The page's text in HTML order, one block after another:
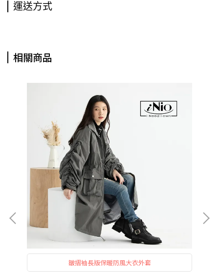
運送方式
相關商品
皺摺袖長版保暖防風大衣外套